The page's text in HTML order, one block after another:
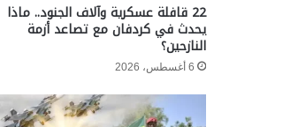
22 قافلة عسكرية وآلاف الجنود.. ماذا
يحدث في كردفان مع تصاعد أزمة
النازحين؟
6 أغسطس، 2026